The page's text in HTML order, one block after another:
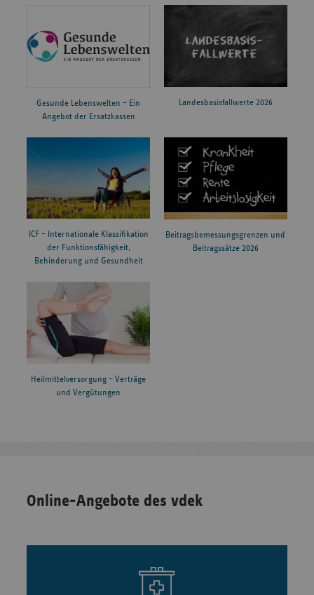
Gesunde Lebenswelten – Ein
Angebot der Ersatzkassen
Landesbasisfallwerte 2026
ICF – Internationale Klassifikation
der Funktionsfähigkeit,
Behinderung und Gesundheit
Beitragsbemessungsgrenzen und
Beitragssätze 2026
Heilmittelversorgung – Verträge
und Vergütungen
Online-Angebote des vdek